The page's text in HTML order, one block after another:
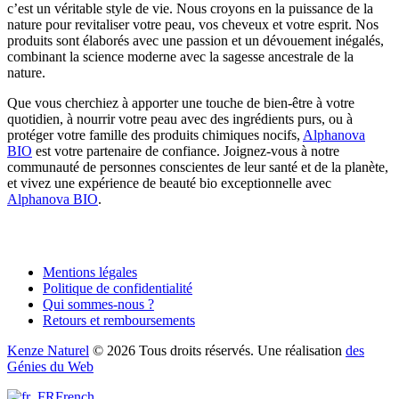
c’est un véritable style de vie. Nous croyons en la puissance de la
nature pour revitaliser votre peau, vos cheveux et votre esprit. Nos
produits sont élaborés avec une passion et un dévouement inégalés,
combinant la science moderne avec la sagesse ancestrale de la
nature.
Que vous cherchiez à apporter une touche de bien-être à votre
quotidien, à nourrir votre peau avec des ingrédients purs, ou à
protéger votre famille des produits chimiques nocifs, Alphanova
BIO est votre partenaire de confiance. Joignez-vous à notre
communauté de personnes conscientes de leur santé et de la planète,
et vivez une expérience de beauté bio exceptionnelle avec
Alphanova BIO.
Mentions légales
Politique de confidentialité
Qui sommes-nous ?
Retours et remboursements
Kenze Naturel © 2026 Tous droits réservés. Une réalisation des
Génies du Web